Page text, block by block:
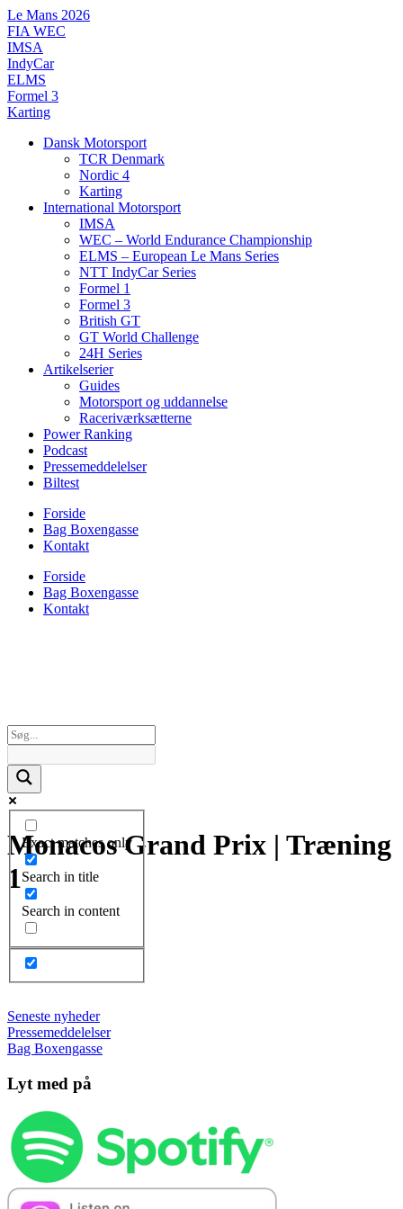
Videre
til
indhold
Le Mans 2026
FIA WEC
IMSA
IndyCar
ELMS
Formel 3
Karting
Dansk Motorsport
TCR Denmark
Nordic 4
Karting
International Motorsport
IMSA
WEC – World Endurance Championship
ELMS – European Le Mans Series
NTT IndyCar Series
Formel 1
Formel 3
British GT
GT World Challenge
24H Series
Artikelserier
Guides
Motorsport og uddannelse
Raceriværksætterne
Power Ranking
Podcast
Pressemeddelelser
Biltest
Forside
Bag Boxengasse
Kontakt
Forside
Bag Boxengasse
Kontakt
Exact matches only
Search in title
Search in content
Monacos Grand Prix | Træning
1
Seneste nyheder
Pressemeddelelser
Bag Boxengasse
Lyt med på